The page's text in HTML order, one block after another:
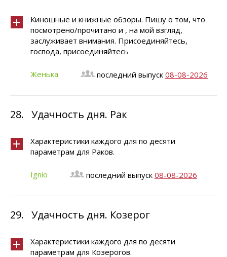
Киношные и книжные обзоры. Пишу о том, что
посмотрено/прочитано и , на мой взгляд,
заслуживает внимания. Присоединяйтесь,
господа, присоединяйтесь
Женька последний выпуск 08-08-2026
28. Удачность дня. Рак
Характеристики каждого для по десяти
параметрам для Раков.
Ignio последний выпуск 08-08-2026
29. Удачность дня. Козерог
Характеристики каждого для по десяти
параметрам для Козерогов.